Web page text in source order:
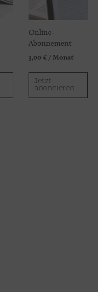
Online-
Abonnement
3,00 € / Monat
Jetzt
abonnieren